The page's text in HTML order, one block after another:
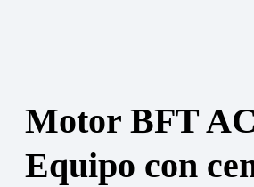
Motor BFT
Equipo con